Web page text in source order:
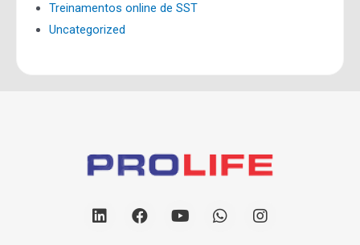
Treinamentos online de SST
Uncategorized